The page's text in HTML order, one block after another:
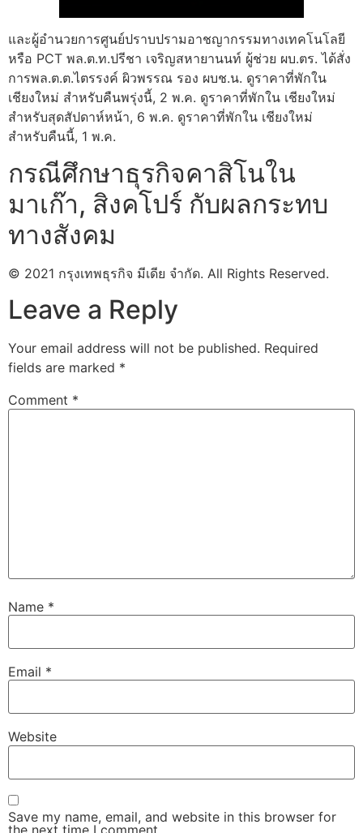
และผู้อำนวยการศูนย์ปราบปรามอาชญากรรมทางเทคโนโลยี
หรือ PCT พล.ต.ท.ปรีชา เจริญสหายานนท์ ผู้ช่วย ผบ.ตร. ได้สั่ง
การพล.ต.ต.ไตรรงค์ ผิวพรรณ รอง ผบช.น. ดูราคาที่พักใน
เชียงใหม่ สำหรับคืนพรุ่งนี้, 2 พ.ค. ดูราคาที่พักใน เชียงใหม่
สำหรับสุดสัปดาห์หน้า, 6 พ.ค. ดูราคาที่พักใน เชียงใหม่
สำหรับคืนนี้, 1 พ.ค.
กรณีศึกษาธุรกิจคาสิโนใน
มาเก๊า, สิงคโปร์ กับผลกระทบ
ทางสังคม
© 2021 กรุงเทพธุรกิจ มีเดีย จำกัด. All Rights Reserved.
Leave a Reply
Your email address will not be published. Required
fields are marked *
Comment *
Name *
Email *
Website
Save my name, email, and website in this browser for